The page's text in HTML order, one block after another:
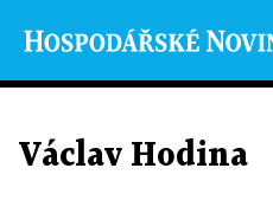
Václav Hodina